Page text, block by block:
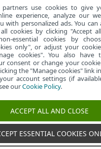
pro počítač
znalostí
use cookies to give
experience, analyze our
with personalized ads. You
cookies by clicking "Accept
essential cookies by
only", or adjust your
cookies". You also
consent or change your
the "Manage cookies" link
account settings (if
ourCookie Policy.
ACCEPT ALL AND CLOSE
ESSENTIAL COOKIES